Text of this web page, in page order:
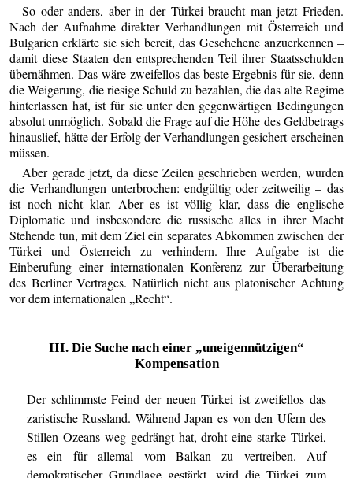
So oder anders, aber in der Türkei braucht man jetzt Frieden.
Nach der Aufnahme direkter Verhandlungen mit Österreich und
Bulgarien erklärte sie sich bereit, das Geschehene anzuerkennen –
damit diese Staaten den entsprechenden Teil ihrer Staatsschulden
übernähmen. Das wäre zweifellos das beste Ergebnis für sie, denn
die Weigerung, die riesige Schuld zu bezahlen, die das alte Regime
hinterlassen hat, ist für sie unter den gegenwärtigen Bedingungen
absolut unmöglich. Sobald die Frage auf die Höhe des Geldbetrags
hinauslief, hätte der Erfolg der Verhandlungen gesichert erscheinen
müssen.
Aber gerade jetzt, da diese Zeilen geschrieben werden, wurden
die Verhandlungen unterbrochen: endgültig oder zeitweilig – das
ist noch nicht klar. Aber es ist völlig klar, dass die englische
Diplomatie und insbesondere die russische alles in ihrer Macht
Stehende tun, mit dem Ziel ein separates Abkommen zwischen der
Türkei und Österreich zu verhindern. Ihre Aufgabe ist die
Einberufung einer internationalen Konferenz zur Überarbeitung
des Berliner Vertrages. Natürlich nicht aus platonischer Achtung
vor dem internationalen „Recht“.
III. Die Suche nach einer „uneigennützigen“
Kompensation
Der schlimmste Feind der neuen Türkei ist zweifellos das
zaristische Russland. Während Japan es von den Ufern des
Stillen Ozeans weg gedrängt hat, droht eine starke Türkei,
es ein für allemal vom Balkan zu vertreiben. Auf
demokratischer Grundlage gestärkt, wird die Türkei zum